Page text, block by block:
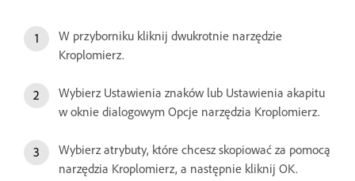
W przyborniku kliknij dwukrotnie narzędzie
Kroplomierz.
Wybierz Ustawienia znaków lub Ustawienia akapitu
w oknie dialogowym Opcje narzędzia Kroplomierz.
Wybierz atrybuty, które chcesz skopiować za pomocą
narzędzia Kroplomierz, a następnie kliknij OK.